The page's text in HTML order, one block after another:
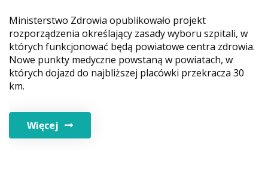
Ministerstwo Zdrowia opublikowało projekt
rozporządzenia określający zasady wyboru szpitali, w
których funkcjonować będą powiatowe centra zdrowia.
Nowe punkty medyczne powstaną w powiatach, w
których dojazd do najbliższej placówki przekracza 30
km.
Więcej